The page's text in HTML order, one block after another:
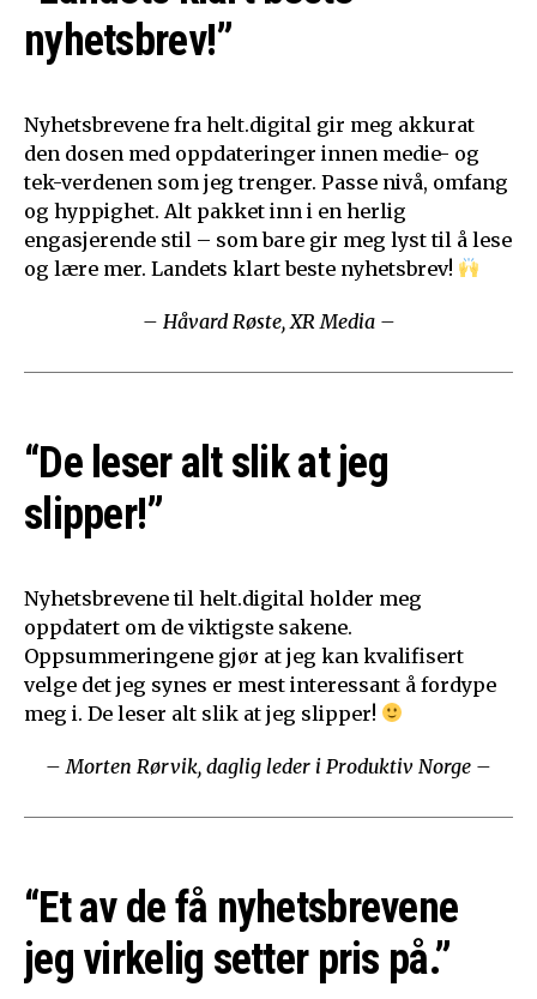
nyhetsbrev!”
Nyhetsbrevene fra helt.digital gir meg akkurat
den dosen med oppdateringer innen medie- og
tek-verdenen som jeg trenger. Passe nivå, omfang
og hyppighet. Alt pakket inn i en herlig
engasjerende stil – som bare gir meg lyst til å lese
og lære mer. Landets klart beste nyhetsbrev!
– Håvard Røste, XR Media –
“De leser alt slik at jeg
slipper!”
Nyhetsbrevene til helt.digital holder meg
oppdatert om de viktigste sakene.
Oppsummeringene gjør at jeg kan kvalifisert
velge det jeg synes er mest interessant å fordype
meg i. De leser alt slik at jeg slipper!
– Morten Rørvik, daglig leder i Produktiv Norge –
“Et av de få nyhetsbrevene
jeg virkelig setter pris på.”